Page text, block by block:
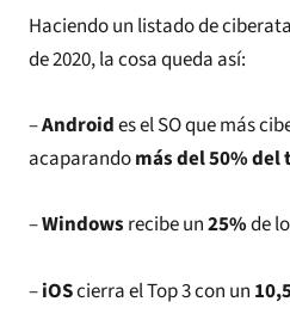
Haciendo un listado de
de 2020, la cosa queda así:
–Androides el SO que más
acaparandomás del 50%
–Windows recibe un25%de
–iOScierra el Top 3 con un